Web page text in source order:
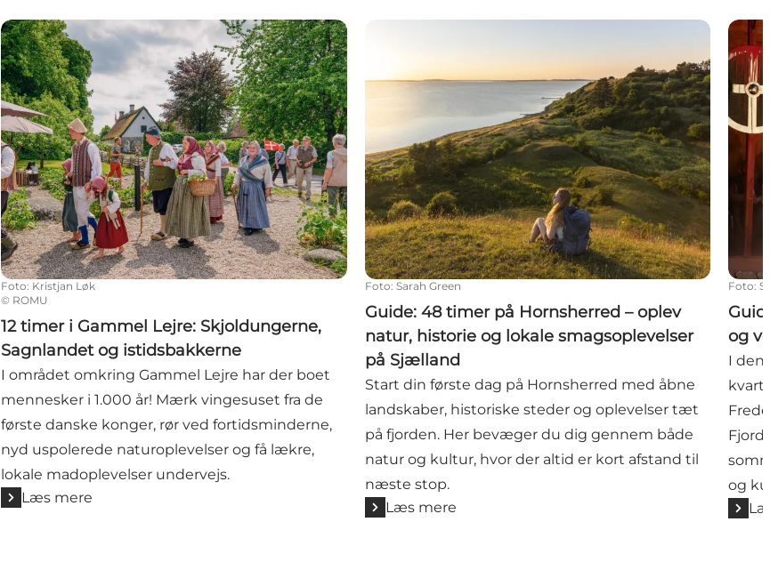
12 timer i Gammel Lejre: Skjoldungerne, Sagnlandet og istidsbakkerne
Foto: Kristjan Løk
© ROMU
12 timer i Gammel Lejre: Skjoldungerne,
Sagnlandet og istidsbakkerne
I området omkring Gammel Lejre har der boet
mennesker i 1.000 år! Mærk vingesuset fra de
første danske konger, rør ved fortidsminderne,
nyd uspolerede naturoplevelser og få lækre,
lokale madoplevelser undervejs.
Læs mere
Guide: 48 timer på Hornsherred – oplev natur, historie
Foto: Sarah Green
Guide: 48 timer på Hornsherred – oplev
natur, historie og lokale smagsoplevelser
på Sjælland
Start din første dag på Hornsherred med åbne
landskaber, historiske steder og oplevelser tæt
på fjorden. Her bevæger du dig gennem både
natur og kultur, hvor der altid er kort afstand til
næste stop.
Læs mere
Foto:
og
I den
og